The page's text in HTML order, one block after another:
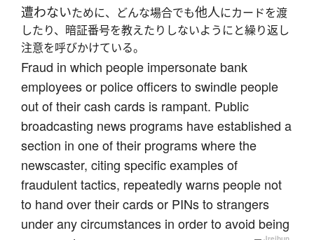
遭わないために、どんな場合でも他人にカードを渡
したり、暗証番号を教えたりしないようにと繰り返し
注意を呼びかけている。
Fraud in which people impersonate bank
employees or police officers to swindle people
out of their cash cards is rampant. Public
broadcasting news programs have established a
section in one of their programs where the
newscaster, citing specific examples of
fraudulent tactics, repeatedly warns people not
to hand over their cards or PINs to strangers
under any circumstances in order to avoid being